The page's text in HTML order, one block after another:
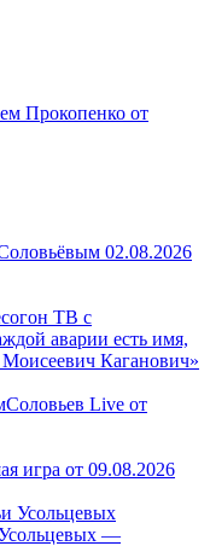
Прокопенко от
02.08.2026
ТВ с
аварии есть имя,
Каганович»
Соловьев Live от
игра от 09.08.2026
—